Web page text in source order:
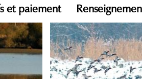
et paiement